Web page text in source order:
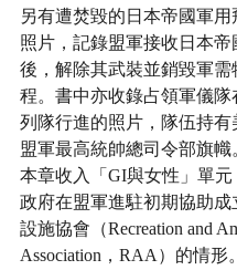
另有遭焚毀的日本帝國軍用
照片，記錄盟軍接收日本帝
後，解除其武裝並銷毀軍需
程。書中亦收錄占領軍儀隊
列隊行進的照片，隊伍持有
盟軍最高統帥總司令部旗幟
本章收入「GI與女性」單元
政府在盟軍進駐初期協助成
設施協會（Recreation and
Association，RAA）的情形